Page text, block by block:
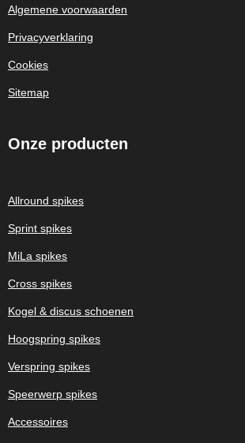
Algemene voorwaarden
Privacyverklaring
Cookies
Sitemap
Onze producten
Allround spikes
Sprint spikes
MiLa spikes
Cross spikes
Kogel & discus schoenen
Hoogspring spikes
Verspring spikes
Speerwerp spikes
Accessoires